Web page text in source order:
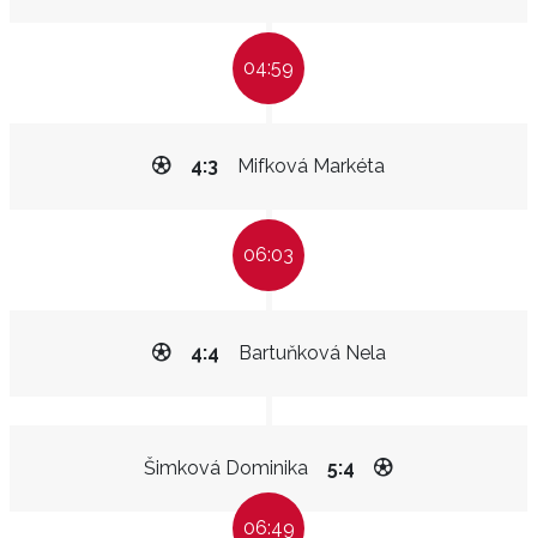
04:59
Mifková Markéta
4:3
06:03
Bartuňková Nela
4:4
Šimková Dominika 5:4
06:49